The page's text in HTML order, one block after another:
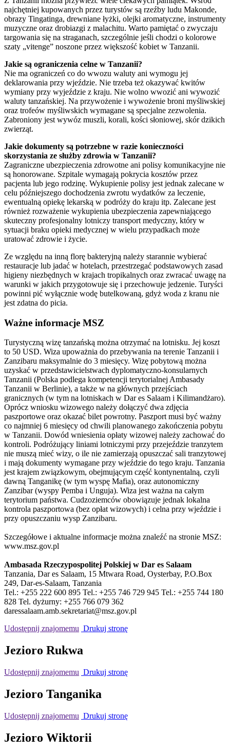
najchętniej kupowanych przez turystów są rzeźby ludu Makonde,
obrazy Tingatinga, drewniane łyżki, olejki aromatyczne, instrumenty
muzyczne oraz drobiazgi z malachitu. Warto pamiętać o zwyczaju
targowania się na straganach, szczególnie jeśli chodzi o kolorowe
szaty „vitenge” noszone przez większość kobiet w Tanzanii.
Jakie są ograniczenia celne w Tanzanii?
Nie ma ograniczeń co do wwozu waluty ani wymogu jej
deklarowania przy wjeździe. Nie trzeba też okazywać kwitów
wymiany przy wyjeździe z kraju. Nie wolno wwozić ani wywozić
waluty tanzańskiej. Na przywożenie i wywożenie broni myśliwskiej
oraz trofeów myśliwskich wymagane są specjalne zezwolenia.
Zabroniony jest wywóz muszli, korali, kości słoniowej, skór dzikich
zwierząt.
Jakie dokumenty są potrzebne w razie konieczności
skorzystania ze służby zdrowia w Tanzanii?
Zagraniczne ubezpieczenia zdrowotne ani polisy komunikacyjne nie
są honorowane. Szpitale wymagają pokrycia kosztów przez
pacjenta lub jego rodzinę. Wykupienie polisy jest jednak zalecane w
celu późniejszego dochodzenia zwrotu wydatków za leczenie,
ewentualną opiekę lekarską w podróży do kraju itp. Zalecane jest
również rozważenie wykupienia ubezpieczenia zapewniającego
skuteczny profesjonalny lotniczy transport medyczny, który w
sytuacji braku opieki medycznej w wielu przypadkach może
uratować zdrowie i życie.
Ze względu na inną florę bakteryjną należy starannie wybierać
restauracje lub jadać w hotelach, przestrzegać podstawowych zasad
higieny niezbędnych w krajach tropikalnych oraz zwracać uwagę na
warunki w jakich przygotowuje się i przechowuje jedzenie. Turyści
powinni pić wyłącznie wodę butelkowaną, gdyż woda z kranu nie
jest zdatna do picia.
Ważne informacje MSZ
Turystyczną wizę tanzańską można otrzymać na lotnisku. Jej koszt
to 50 USD. Wiza upoważnia do przebywania na terenie Tanzanii i
Zanzibaru maksymalnie do 3 miesięcy. Wizę pobytową można
uzyskać w przedstawicielstwach dyplomatyczno-konsularnych
Tanzanii (Polska podlega kompetencji terytorialnej Ambasady
Tanzanii w Berlinie), a także w na głównych przejściach
granicznych (w tym na lotniskach w Dar es Salaam i Kilimandżaro).
Oprócz wniosku wizowego należy dołączyć dwa zdjęcia
paszportowe oraz okazać bilet powrotny. Paszport musi być ważny
co najmniej 6 miesięcy od chwili planowanego zakończenia pobytu
w Tanzanii. Dowód wniesienia opłaty wizowej należy zachować do
kontroli. Podróżujący liniami lotniczymi przy przejeździe tranzytem
nie muszą mieć wizy, o ile nie zamierzają opuszczać sali tranzytowej
i mają dokumenty wymagane przy wjeździe do tego kraju. Tanzania
jest krajem związkowym, obejmującym część kontynentalną, czyli
dawną Tanganikę (w tym wyspę Mafia), oraz autonomiczny
Zanzibar (wyspy Pemba i Unguja). Wiza jest ważna na całym
terytorium państwa. Cudzoziemców obowiązuje jednak lokalna
kontrola paszportowa (bez opłat wizowych) i celna przy wjeździe i
przy opuszczaniu wysp Zanzibaru.
Szczegółowe i aktualne informacje można znaleźć na stronie MSZ:
www.msz.gov.pl
Ambasada Rzeczypospolitej Polskiej w Dar es Salaam
Tanzania, Dar es Salaam, 15 Mtwara Road, Oysterbay, P.O.Box
249, Dar-es-Salaam, Tanzania
Tel.: +255 222 600 895 Tel.: +255 746 729 945 Tel.: +255 744 180
828 Tel. dyżurny: +255 766 079 362
daressalaam.amb.sekretariat@msz.gov.pl
Udostępnij znajomemu Drukuj stronę
Jezioro Rukwa
Udostępnij znajomemu Drukuj stronę
Jezioro Tanganika
Udostępnij znajomemu Drukuj stronę
Jezioro Wiktorii